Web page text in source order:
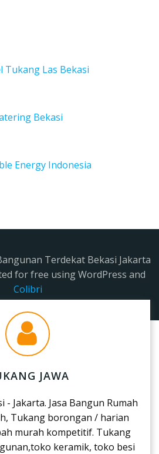
Tukang Las Bekasi
Bekasi
Energy Indonesia
Terdekat Bekasi Jakarta
for free using WordPress and
Colibri
JAWA
- Jakarta. Jasa Bangun Rumah
Tukang borongan / harian
murah kompetitif. Tukang
keramik, toko besi